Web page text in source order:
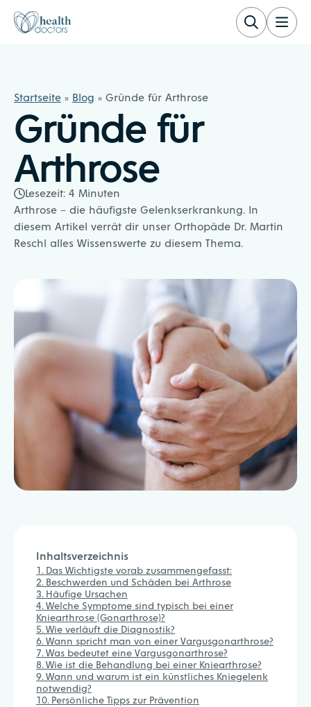
Healthdoctors
Startseite » Blog » Gründe für Arthrose
Gründe für
Arthrose
Lesezeit: 4 Minuten
Arthrose – die häufigste Gelenkserkrankung. In
diesem Artikel verrät dir unser Orthopäde Dr. Martin
Reschl alles Wissenswerte zu diesem Thema.
Inhaltsverzeichnis
Das Wichtigste vorab zusammengefasst:
Beschwerden und Schäden bei Arthrose
Häufige Ursachen
Welche Symptome sind typisch bei einer
Kniearthrose (Gonarthrose)?
Wie verläuft die Diagnostik?
Wann spricht man von einer Vargusgonarthrose?
Was bedeutet eine Vargusgonarthrose?
Wie ist die Behandlung bei einer Kniearthrose?
Wann und warum ist ein künstliches Kniegelenk
notwendig?
Persönliche Tipps zur Prävention